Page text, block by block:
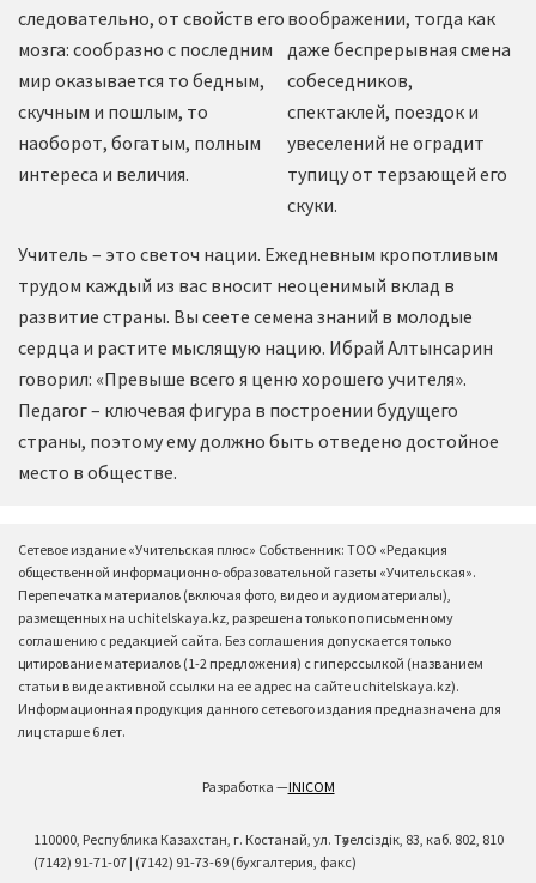
следовательно, от свойств его
мозга: сообразно с последним
мир оказывается то бедным,
скучным и пошлым, то
наоборот, богатым, полным
интереса и величия.
воображении, тогда как
даже беспрерывная смена
собеседников,
спектаклей, поездок и
увеселений не оградит
тупицу от терзающей его
скуки.
Учитель – это светоч нации. Ежедневным кропотливым
трудом каждый из вас вносит неоценимый вклад в
развитие страны. Вы сеете семена знаний в молодые
сердца и растите мыслящую нацию. Ибрай Алтынсарин
говорил: «Превыше всего я ценю хорошего учителя».
Педагог – ключевая фигура в построении будущего
страны, поэтому ему должно быть отведено достойное
место в обществе.
Сетевое издание «Учительская плюс» Собственник: ТОО «Редакция
общественной информационно-образовательной газеты «Учительская».
Перепечатка материалов (включая фото, видео и аудиоматериалы),
размещенных на uchitelskaya.kz, разрешена только по письменному
соглашению с редакцией сайта. Без соглашения допускается только
цитирование материалов (1-2 предложения) с гиперссылкой (названием
статьи в виде активной ссылки на ее адрес на сайте uchitelskaya.kz).
Информационная продукция данного сетевого издания предназначена для
лиц старше 6 лет.
Разработка —INICOM
110000, Республика Казахстан, г. Костанай, ул. Тәуелсіздік, 83, каб. 802, 810
(7142) 91-71-07 | (7142) 91-73-69 (бухгалтерия, факс)